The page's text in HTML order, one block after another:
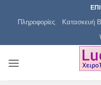
Πληροφορίες Κατασκευή